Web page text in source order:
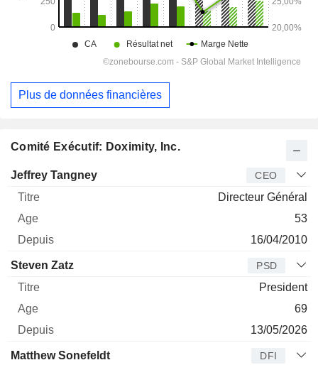
Comité Exécutif: Doximity, Inc.
Dirigeant Titre Age
Jeffrey Tangney CEO
Directeur Général
53
16/04/2010
Steven Zatz PSD
President
69
13/05/2026
Matthew Sonefeldt DFI
Plus de données financières